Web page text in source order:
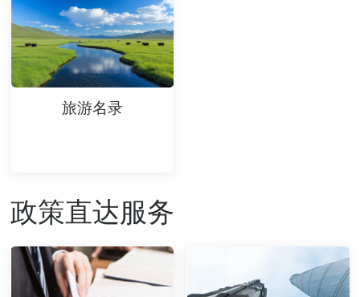
旅游名录
政策直达服务